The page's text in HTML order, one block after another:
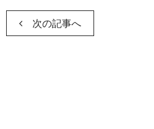
次の記事へ